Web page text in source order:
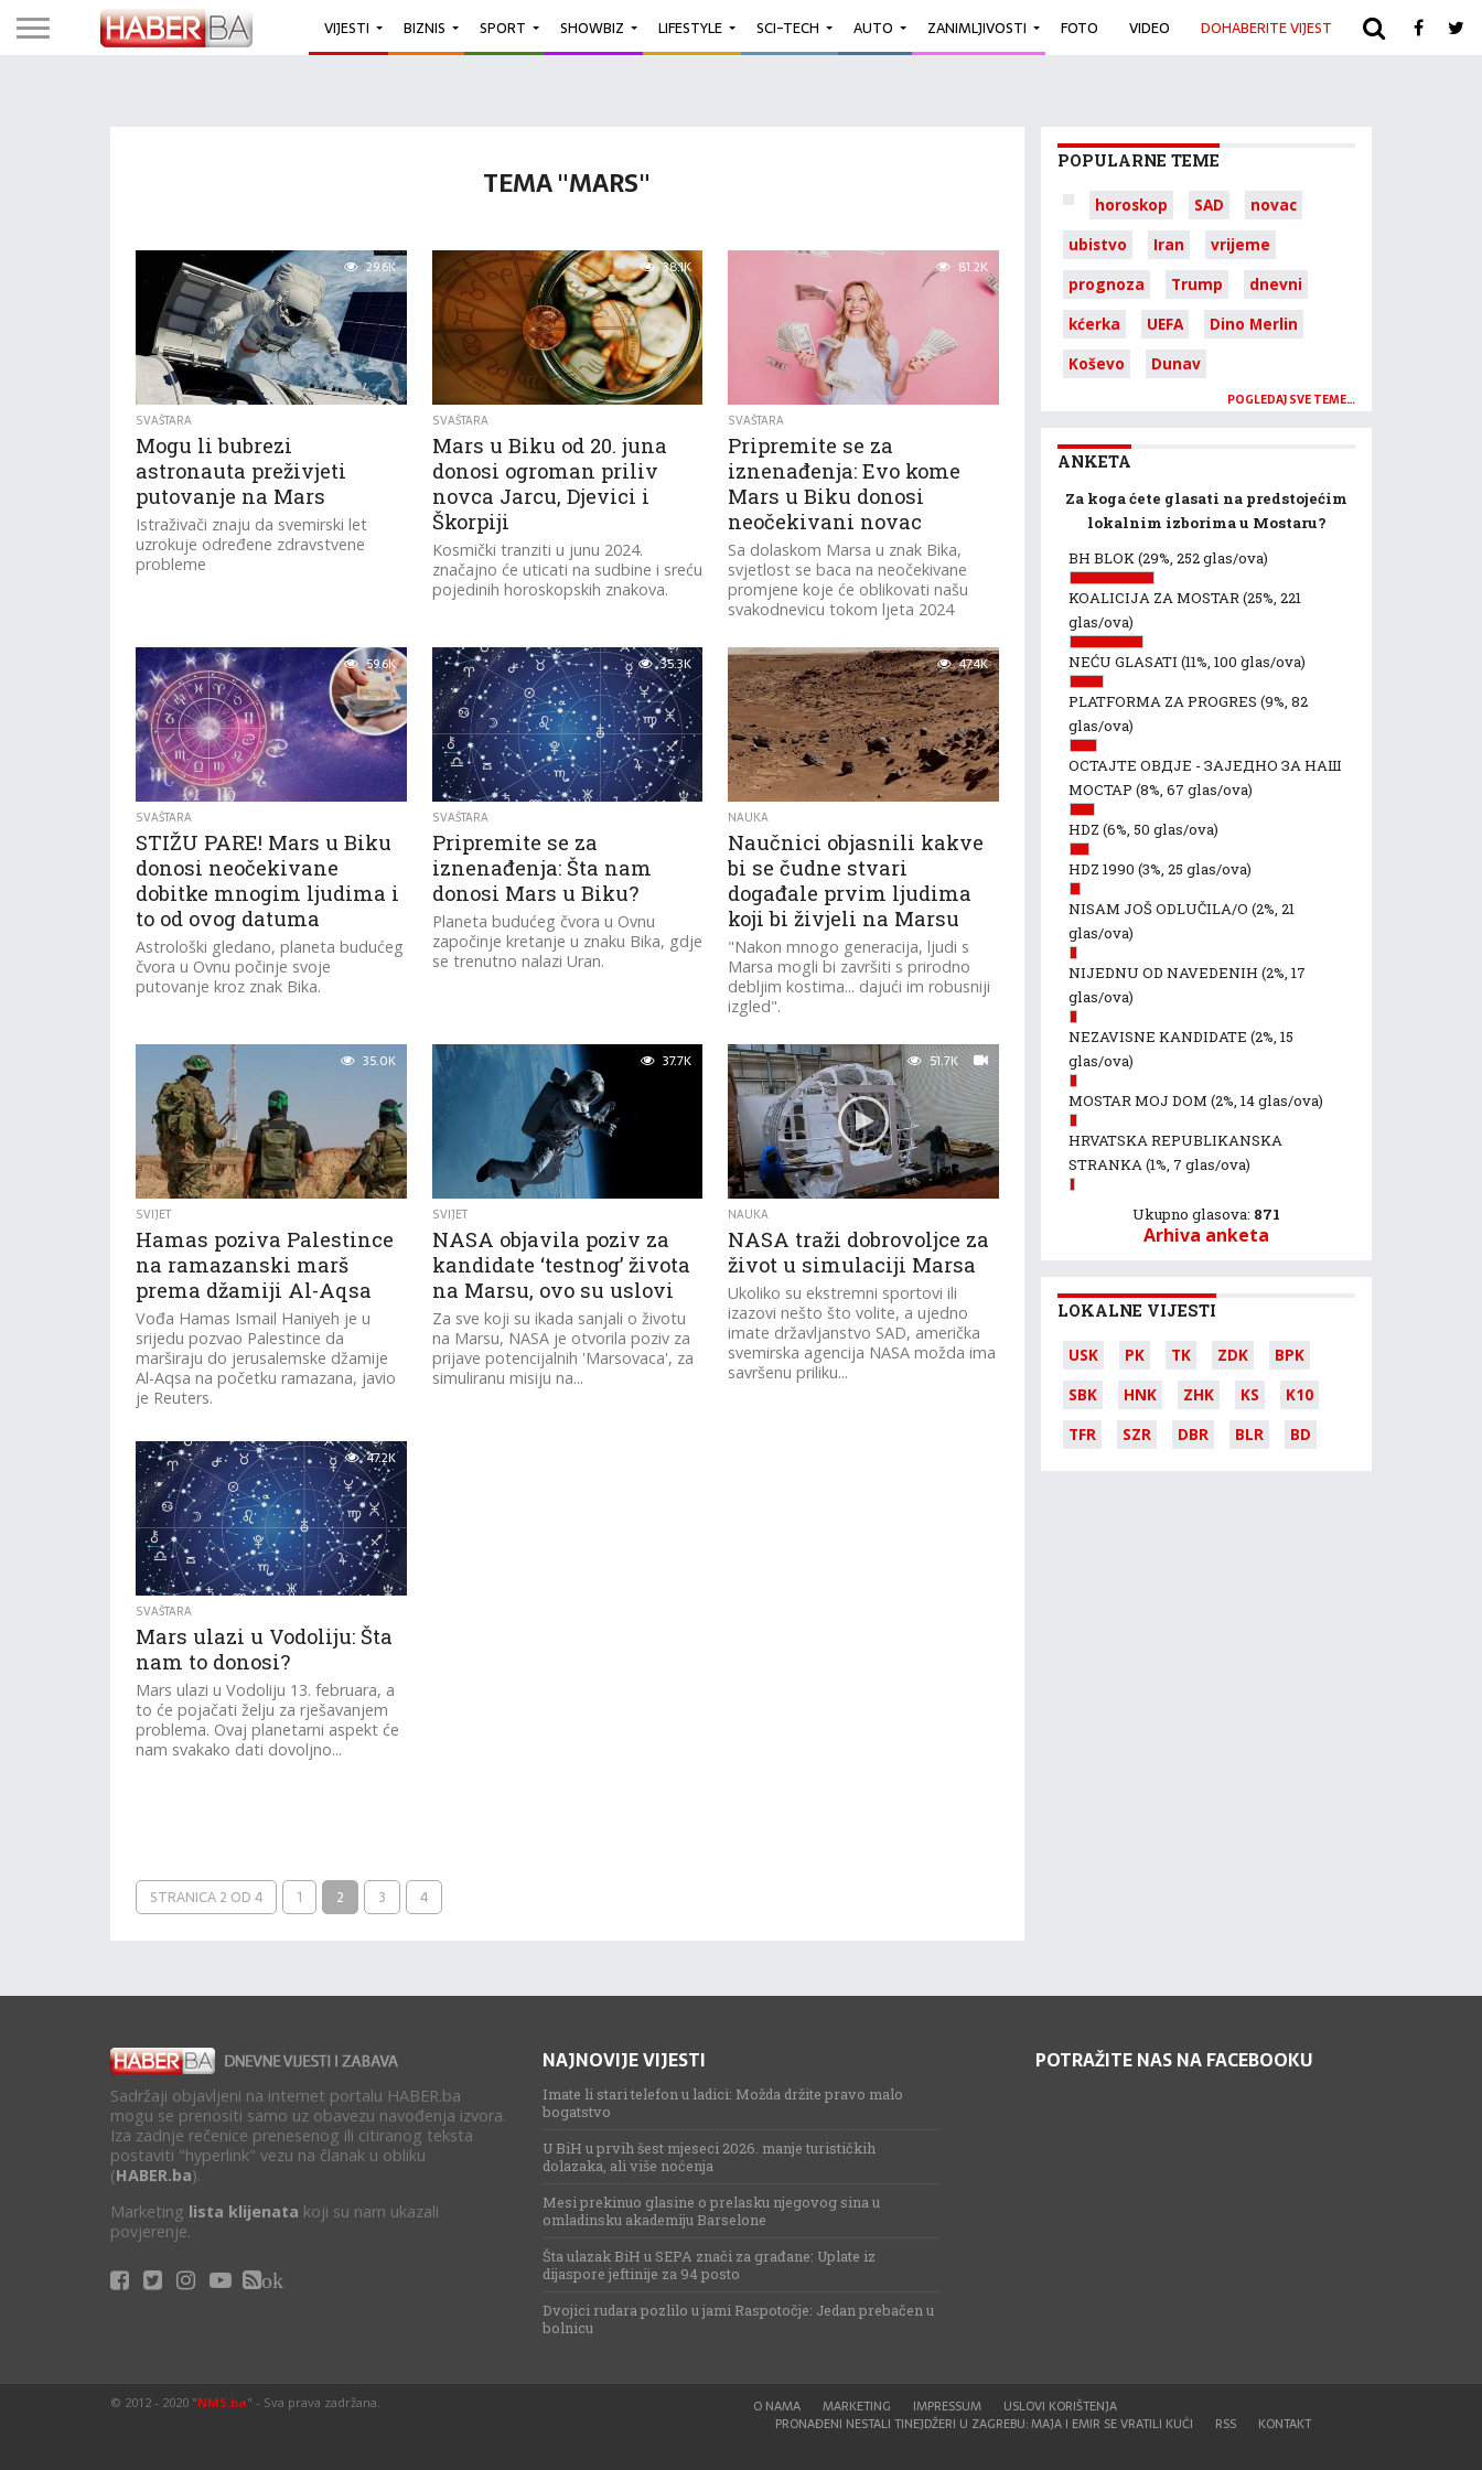
VIJESTI BIZNIS SPORT SHOWBIZ LIFESTYLE SCI-TECH AUTO ZANIMLJIVOSTI FOTO VIDEO DOHABERITE VIJEST ARHIVA
TEMA "MARS"
29.6K
SVAŠTARA
Mogu li bubrezi
astronauta preživjeti
putovanje na Mars
Istraživači znaju da svemirski let
uzrokuje određene zdravstvene
probleme
38.1K
SVAŠTARA
Mars u Biku od 20. juna
donosi ogroman priliv
novca Jarcu, Djevici i
Škorpiji
Kosmički tranziti u junu 2024.
značajno će uticati na sudbine i sreću
pojedinih horoskopskih znakova.
81.2K
SVAŠTARA
Pripremite se za
iznenađenja: Evo kome
Mars u Biku donosi
neočekivani novac
Sa dolaskom Marsa u znak Bika,
svjetlost se baca na neočekivane
promjene koje će oblikovati našu
svakodnevicu tokom ljeta 2024
59.6K
SVAŠTARA
STIŽU PARE! Mars u Biku
donosi neočekivane
dobitke mnogim ljudima i
to od ovog datuma
Astrološki gledano, planeta budućeg
čvora u Ovnu počinje svoje
putovanje kroz znak Bika.
35.3K
SVAŠTARA
Pripremite se za
iznenađenja: Šta nam
donosi Mars u Biku?
Planeta budućeg čvora u Ovnu
započinje kretanje u znaku Bika, gdje
se trenutno nalazi Uran.
47.4K
NAUKA
Naučnici objasnili kakve
bi se čudne stvari
događale prvim ljudima
koji bi živjeli na Marsu
"Nakon mnogo generacija, ljudi s
Marsa mogli bi završiti s prirodno
debljim kostima... dajući im robusniji
izgled".
35.0K
SVIJET
Hamas poziva Palestince
na ramazanski marš
prema džamiji Al-Aqsa
Vođa Hamas Ismail Haniyeh je u
srijedu pozvao Palestince da
marširaju do jerusalemske džamije
Al-Aqsa na početku ramazana, javio
je Reuters.
37.7K
SVIJET
NASA objavila poziv za
kandidate ‘testnog’ života
na Marsu, ovo su uslovi
Za sve koji su ikada sanjali o životu
na Marsu, NASA je otvorila poziv za
prijave potencijalnih 'Marsovaca', za
simuliranu misiju na...
51.7K
NAUKA
NASA traži dobrovoljce za
život u simulaciji Marsa
Ukoliko su ekstremni sportovi ili
izazovi nešto što volite, a ujedno
imate državljanstvo SAD, američka
svemirska agencija NASA možda ima
savršenu priliku...
47.2K
SVAŠTARA
Mars ulazi u Vodoliju: Šta
nam to donosi?
Mars ulazi u Vodoliju 13. februara, a
to će pojačati želju za rješavanjem
problema. Ovaj planetarni aspekt će
nam svakako dati dovoljno...
STRANICA 2 OD 4 1 2 3 4
POPULARNE TEME
horoskop SAD
novac
ubistvo
Iran
vrijeme
prognoza
Trump
dnevni
kćerka
UEFA
Dino Merlin
Koševo
Dunav
POGLEDAJ SVE TEME…
ANKETA
Za koga ćete glasati na predstojećim
lokalnim izborima u Mostaru?
BH BLOK(29%, 252 glas/ova)
KOALICIJA ZA MOSTAR(25%, 221
glas/ova)
NEĆU GLASATI (11%, 100 glas/ova)
PLATFORMA ZA PROGRES (9%, 82
glas/ova)
ОСТАЈТЕ ОВДЈЕ - ЗАЈЕДНО ЗА НАШ
МОСТАР (8%, 67 glas/ova)
HDZ (6%, 50 glas/ova)
HDZ 1990 (3%, 25 glas/ova)
NISAM JOŠ ODLUČILA/O (2%, 21
glas/ova)
NIJEDNU OD NAVEDENIH (2%, 17
glas/ova)
NEZAVISNE KANDIDATE (2%, 15
glas/ova)
MOSTAR MOJ DOM (2%, 14 glas/ova)
HRVATSKA REPUBLIKANSKA
STRANKA(1%, 7 glas/ova)
Ukupno glasova: 871
Arhiva anketa
LOKALNE VIJESTI
USK PK TK ZDK
BPK
SBK
HNK ZHK KS
K10
TFR
SZR DBR BLR BD
Sadržaji objavljeni na internet portalu HABER.ba
mogu se prenositi samo uz obavezu navođenja izvora.
Iza zadnje rečenice prenesenog ili citiranog teksta
postaviti "hyperlink" vezu na članak u obliku
(HABER.ba).
Marketing lista klijenata koji su nam ukazali
povjerenje.
ok
NAJNOVIJE VIJESTI
Imate li stari telefon u ladici: Možda držite pravo malo
bogatstvo
U BiH u prvih šest mjeseci 2026. manje turističkih
dolazaka, ali više noćenja
Mesi prekinuo glasine o prelasku njegovog sina u
omladinsku akademiju Barselone
Šta ulazak BiH u SEPA znači za građane: Uplate iz
dijaspore jeftinije za 94 posto
Dvojici rudara pozlilo u jami Raspotočje: Jedan prebačen u
bolnicu
POTRAŽITE NAS NA FACEBOOKU
O NAMA MARKETING IMPRESSUM
USLOVI KORIŠTENJA
PRONAĐENI NESTALI TINEJDŽERI U ZAGREBU: MAJA I EMIR SE VRATILI KUĆI
RSS KONTAKT
© 2012 - 2020 "NMS.ba" - Sva prava zadržana.